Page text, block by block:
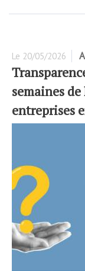
Le 20/05/2026
semaines
entreprises